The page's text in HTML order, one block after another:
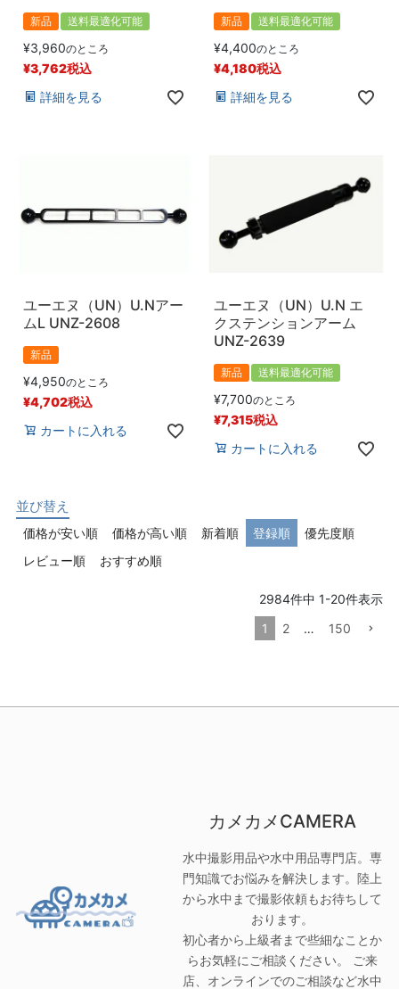
新品 送料最適化可能
¥3,960のところ
¥3,762税込
詳細を見る
新品 送料最適化可能
¥4,400のところ
¥4,180税込
詳細を見る
ユーエヌ（UN）U.Nアー
ムL UNZ-2608
新品
¥4,950のところ
¥4,702税込
カートに入れる
ユーエヌ（UN）U.N エ
クステンションアーム
UNZ-2639
新品 送料最適化可能
¥7,700のところ
¥7,315税込
カートに入れる
並び替え
価格が安い順 価格が高い順 新着順 登録順
優先度順
レビュー順
おすすめ順
2984件中 1-20件表示
1
2 … 150
カメカメCAMERA
水中撮影用品や水中用品専門店。専
門知識でお悩みを解決します。陸上
から水中まで撮影依頼もお待ちして
おります。
初心者から上級者まで些細なことか
らお気軽にご相談ください。 ご来
店、オンラインでのご相談など水中